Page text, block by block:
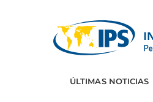
ÚLTIMAS NOTICIAS